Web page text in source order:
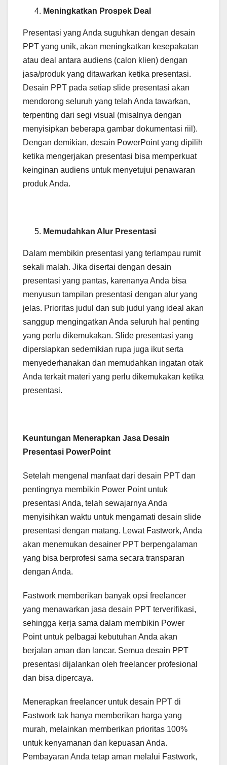
Meningkatkan Prospek Deal
Presentasi yang Anda suguhkan dengan desain
PPT yang unik, akan meningkatkan kesepakatan
atau deal antara audiens (calon klien) dengan
jasa/produk yang ditawarkan ketika presentasi.
Desain PPT pada setiap slide presentasi akan
mendorong seluruh yang telah Anda tawarkan,
terpenting dari segi visual (misalnya dengan
menyisipkan beberapa gambar dokumentasi riil).
Dengan demikian, desain PowerPoint yang dipilih
ketika mengerjakan presentasi bisa memperkuat
keinginan audiens untuk menyetujui penawaran
produk Anda.
Memudahkan Alur Presentasi
Dalam membikin presentasi yang terlampau rumit
sekali malah. Jika disertai dengan desain
presentasi yang pantas, karenanya Anda bisa
menyusun tampilan presentasi dengan alur yang
jelas. Prioritas judul dan sub judul yang ideal akan
sanggup mengingatkan Anda seluruh hal penting
yang perlu dikemukakan. Slide presentasi yang
dipersiapkan sedemikian rupa juga ikut serta
menyederhanakan dan memudahkan ingatan otak
Anda terkait materi yang perlu dikemukakan ketika
presentasi.
Keuntungan Menerapkan Jasa Desain
Presentasi PowerPoint
Setelah mengenal manfaat dari desain PPT dan
pentingnya membikin Power Point untuk
presentasi Anda, telah sewajarnya Anda
menyisihkan waktu untuk mengamati desain slide
presentasi dengan matang. Lewat Fastwork, Anda
akan menemukan desainer PPT berpengalaman
yang bisa berprofesi sama secara transparan
dengan Anda.
Fastwork memberikan banyak opsi freelancer
yang menawarkan jasa desain PPT terverifikasi,
sehingga kerja sama dalam membikin Power
Point untuk pelbagai kebutuhan Anda akan
berjalan aman dan lancar. Semua desain PPT
presentasi dijalankan oleh freelancer profesional
dan bisa dipercaya.
Menerapkan freelancer untuk desain PPT di
Fastwork tak hanya memberikan harga yang
murah, melainkan memberikan prioritas 100%
untuk kenyamanan dan kepuasan Anda.
Pembayaran Anda tetap aman melalui Fastwork,